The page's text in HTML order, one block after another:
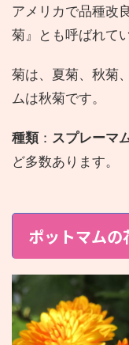
アメリカで品種改
菊』とも呼ばれて
菊は、夏菊、秋菊
ムは秋菊です。
種類： スプレーマ
ど多数あります。
ポットマムの